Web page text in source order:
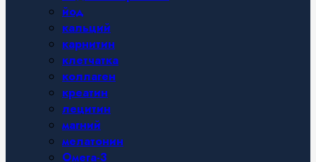
йод
кальций
карнитин
клетчатка
коллаген
креатин
лецитин
магний
мелатонин
Омега-3